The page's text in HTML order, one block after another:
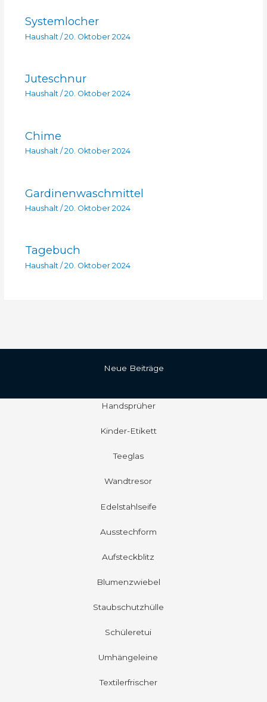
Systemlocher
Haushalt /20. Oktober 2024
Juteschnur
Haushalt/ 20. Oktober 2024
Chime
Haushalt/ 20. Oktober 2024
Gardinenwaschmittel
Haushalt / 20. Oktober 2024
Tagebuch
Haushalt / 20. Oktober 2024
Neue Beiträge
Handsprüher
Kinder-Etikett
Teeglas
Wandtresor
Edelstahlseife
Ausstechform
Aufsteckblitz
Blumenzwiebel
Staubschutzhülle
Schüleretui
Umhängeleine
Textilerfrischer